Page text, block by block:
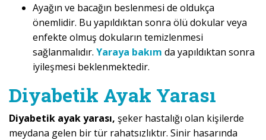
Ayağın ve bacağın beslenmesi de oldukça
önemlidir. Bu yapıldıktan sonra ölü dokular veya
enfekte olmuş dokuların temizlenmesi
sağlanmalıdır. Yaraya bakım da yapıldıktan sonra
iyileşmesi beklenmektedir.
Diyabetik Ayak Yarası
Diyabetik ayak yarası, şeker hastalığı olan kişilerde
meydana gelen bir tür rahatsızlıktır. Sinir hasarında